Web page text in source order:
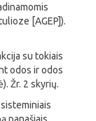
[AGEP]).
su tokiais
odos ir odos
Žr. 2 skyrių.